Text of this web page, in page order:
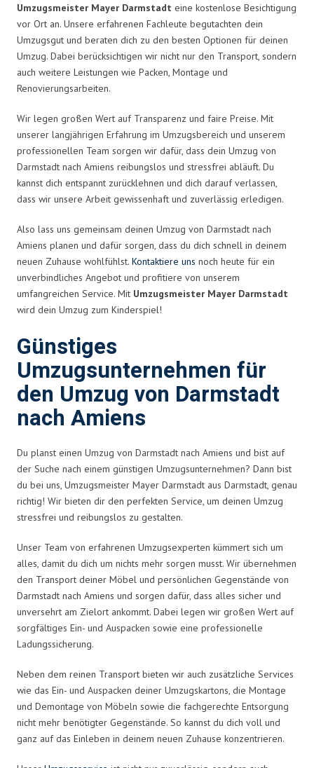
Umzugsmeister Mayer Darmstadt eine kostenlose Besichtigung
vor Ort an. Unsere erfahrenen Fachleute begutachten dein
Umzugsgut und beraten dich zu den besten Optionen für deinen
Umzug. Dabei berücksichtigen wir nicht nur den Transport, sondern
auch weitere Leistungen wie Packen, Montage und
Renovierungsarbeiten.
Wir legen großen Wert auf Transparenz und faire Preise. Mit
unserer langjährigen Erfahrung im Umzugsbereich und unserem
professionellen Team sorgen wir dafür, dass dein Umzug von
Darmstadt nach Amiens reibungslos und stressfrei abläuft. Du
kannst dich entspannt zurücklehnen und dich darauf verlassen,
dass wir unsere Arbeit gewissenhaft und zuverlässig erledigen.
Also lass uns gemeinsam deinen Umzug von Darmstadt nach
Amiens planen und dafür sorgen, dass du dich schnell in deinem
neuen Zuhause wohlfühlst. Kontaktiere uns noch heute für ein
unverbindliches Angebot und profitiere von unserem
umfangreichen Service. Mit Umzugsmeister Mayer Darmstadt
wird dein Umzug zum Kinderspiel!
Günstiges
Umzugsunternehmen für
den Umzug von Darmstadt
nach Amiens
Du planst einen Umzug von Darmstadt nach Amiens und bist auf
der Suche nach einem günstigen Umzugsunternehmen? Dann bist
du bei uns, Umzugsmeister Mayer Darmstadt aus Darmstadt, genau
richtig! Wir bieten dir den perfekten Service, um deinen Umzug
stressfrei und reibungslos zu gestalten.
Unser Team von erfahrenen Umzugsexperten kümmert sich um
alles, damit du dich um nichts mehr sorgen musst. Wir übernehmen
den Transport deiner Möbel und persönlichen Gegenstände von
Darmstadt nach Amiens und sorgen dafür, dass alles sicher und
unversehrt am Zielort ankommt. Dabei legen wir großen Wert auf
sorgfältiges Ein- und Auspacken sowie eine professionelle
Ladungssicherung.
Neben dem reinen Transport bieten wir auch zusätzliche Services
wie das Ein- und Auspacken deiner Umzugskartons, die Montage
und Demontage von Möbeln sowie die fachgerechte Entsorgung
nicht mehr benötigter Gegenstände. So kannst du dich voll und
ganz auf das Einleben in deinem neuen Zuhause konzentrieren.